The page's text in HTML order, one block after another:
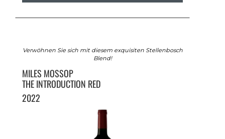
Verwöhnen Sie sich mit diesem exquisiten Stellenbosch
Blend!
MILES MOSSOP
THE INTRODUCTION RED
2022